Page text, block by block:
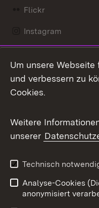
Flickr
Instagram
Mastodon
Messenger
Social Wall
X / Twitter
Youtube
Um unsere
und verbessern zu
Cookies.
Weitere
unserer
Technisch
Analyse-Cookies
anonymisiert